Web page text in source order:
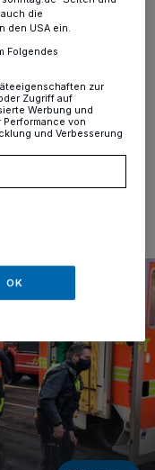
(14. Dezember
Straße in
erfasst
die
den USA ein.
Folgendes
zur
Zugriff auf
Werbung und
von
und Verbesserung
OK